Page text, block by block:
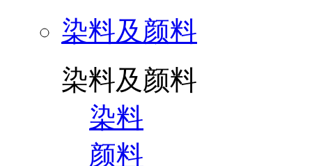
染料及颜料
染料及颜料
染料
颜料